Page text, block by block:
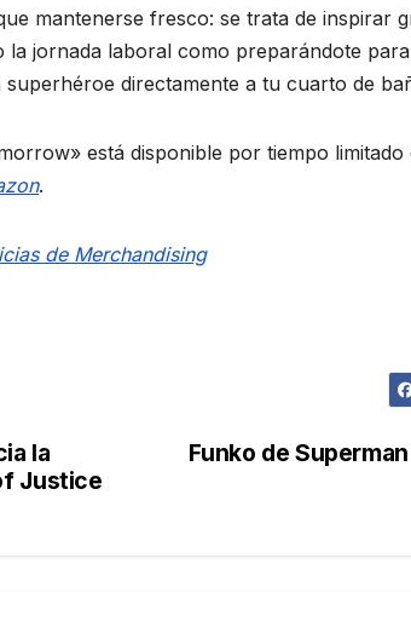
mantenerse fresco: se trata de inspirar
la jornada laboral como preparándote
directamente a tu cuarto de
está disponible por tiempo limitado
.
de Merchandising
Funko de
la
Justice